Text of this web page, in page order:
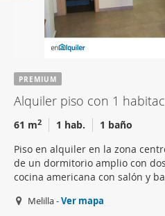
PREMIUM
Alquiler piso con 1
61 m2 1 hab.
1 baño
Piso en alquiler en la zona
de un dormitorio amplio con
cocina americana con salón y
Melilla -Ver mapa